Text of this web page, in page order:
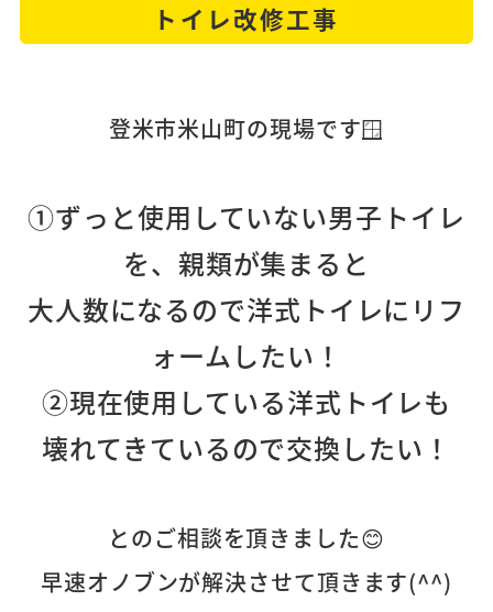
トイレ改修工事
登米市米山町の現場です🪟
①ずっと使用していない男子トイレ
を、 親類が集まると
大人数になるので洋式トイレにリフ
ォームしたい！
②現在使用している洋式トイレも
壊れてきているので交換したい！
とのご相談を頂きました😊
早速オノブンが解決させて頂きます(^^)